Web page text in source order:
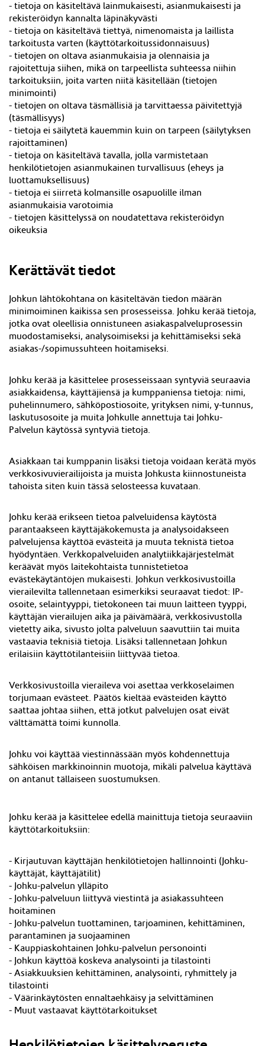
- tietoja on käsiteltävä lainmukaisesti, asianmukaisesti ja
rekisteröidyn kannalta läpinäkyvästi
- tietoja on käsiteltävä tiettyä, nimenomaista ja laillista
tarkoitusta varten (käyttötarkoitussidonnaisuus)
- tietojen on oltava asianmukaisia ja olennaisia ja
rajoitettuja siihen, mikä on tarpeellista suhteessa niihin
tarkoituksiin, joita varten niitä käsitellään (tietojen
minimointi)
- tietojen on oltava täsmällisiä ja tarvittaessa päivitettyjä
(täsmällisyys)
- tietoja ei säilytetä kauemmin kuin on tarpeen (säilytyksen
rajoittaminen)
- tietoja on käsiteltävä tavalla, jolla varmistetaan
henkilötietojen asianmukainen turvallisuus (eheys ja
luottamuksellisuus)
- tietoja ei siirretä kolmansille osapuolille ilman
asianmukaisia varotoimia
- tietojen käsittelyssä on noudatettava rekisteröidyn
oikeuksia
Kerättävät tiedot
Johkun lähtökohtana on käsiteltävän tiedon määrän
minimoiminen kaikissa sen prosesseissa. Johku kerää tietoja,
jotka ovat oleellisia onnistuneen asiakaspalveluprosessin
muodostamiseksi, analysoimiseksi ja kehittämiseksi sekä
asiakas-/sopimussuhteen hoitamiseksi.
Johku kerää ja käsittelee prosesseissaan syntyviä seuraavia
asiakkaidensa, käyttäjiensä ja kumppaniensa tietoja: nimi,
puhelinnumero, sähköpostiosoite, yrityksen nimi, y-tunnus,
laskutusosoite ja muita Johkulle annettuja tai Johku-
Palvelun käytössä syntyviä tietoja.
Asiakkaan tai kumppanin lisäksi tietoja voidaan kerätä myös
verkkosivuvierailijoista ja muista Johkusta kiinnostuneista
tahoista siten kuin tässä selosteessa kuvataan.
Johku kerää erikseen tietoa palveluidensa käytöstä
parantaakseen käyttäjäkokemusta ja analysoidakseen
palvelujensa käyttöä evästeitä ja muuta teknistä tietoa
hyödyntäen. Verkkopalveluiden analytiikkajärjestelmät
keräävät myös laitekohtaista tunnistetietoa
evästekäytäntöjen mukaisesti. Johkun verkkosivustoilla
vierailevilta tallennetaan esimerkiksi seuraavat tiedot: IP-
osoite, selaintyyppi, tietokoneen tai muun laitteen tyyppi,
käyttäjän vierailujen aika ja päivämäärä, verkkosivustolla
vietetty aika, sivusto jolta palveluun saavuttiin tai muita
vastaavia teknisiä tietoja. Lisäksi tallennetaan Johkun
erilaisiin käyttötilanteisiin liittyvää tietoa.
Verkkosivustoilla vieraileva voi asettaa verkkoselaimen
torjumaan evästeet. Päätös kieltää evästeiden käyttö
saattaa johtaa siihen, että jotkut palvelujen osat eivät
välttämättä toimi kunnolla.
Johku voi käyttää viestinnässään myös kohdennettuja
sähköisen markkinoinnin muotoja, mikäli palvelua käyttävä
on antanut tällaiseen suostumuksen.
Johku kerää ja käsittelee edellä mainittuja tietoja seuraaviin
käyttötarkoituksiin:
- Kirjautuvan käyttäjän henkilötietojen hallinnointi (Johku-
käyttäjät, käyttäjätilit)
- Johku-palvelun ylläpito
- Johku-palveluun liittyvä viestintä ja asiakassuhteen
hoitaminen
- Johku-palvelun tuottaminen, tarjoaminen, kehittäminen,
parantaminen ja suojaaminen
- Kauppiaskohtainen Johku-palvelun personointi
- Johkun käyttöä koskeva analysointi ja tilastointi
- Asiakkuuksien kehittäminen, analysointi, ryhmittely ja
tilastointi
- Väärinkäytösten ennaltaehkäisy ja selvittäminen
- Muut vastaavat käyttötarkoitukset